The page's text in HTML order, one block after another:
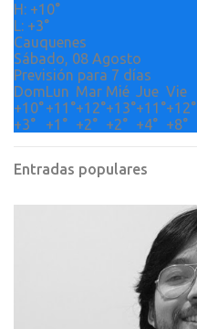
s
H: +10°
L: +3°
Cauquenes
Sábado, 08 Agosto
Previsión para 7 días
DomLun Mar Mié Jue Vie
+10°+11°+12°+13°+11°+12°
+3° +1° +2° +2° +4° +8°
Entradas populares